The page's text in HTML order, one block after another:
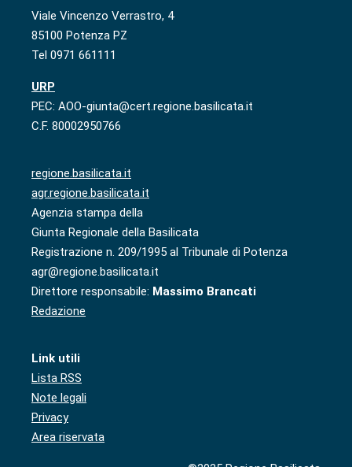
Viale Vincenzo Verrastro, 4
85100 Potenza PZ
Tel 0971 661111
URP
PEC: AOO-giunta@cert.regione.basilicata.it
C.F. 80002950766
regione.basilicata.it
agr.regione.basilicata.it
Agenzia stampa della
Giunta Regionale della Basilicata
Registrazione n. 209/1995 al Tribunale di Potenza
agr@regione.basilicata.it
Direttore responsabile: Massimo Brancati
Redazione
Link utili
Lista RSS
Note legali
Privacy
Area riservata